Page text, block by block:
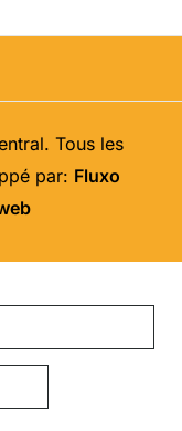
Tous les
par: Fluxo